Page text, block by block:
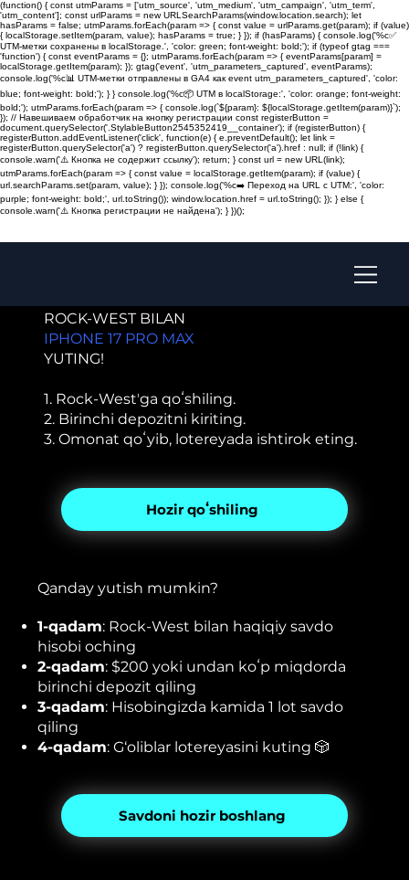
(function() { const utmParams = ['utm_source', 'utm_medium', 'utm_campaign', 'utm_term',
'utm_content']; const urlParams = new URLSearchParams(window.location.search); let
hasParams = false; utmParams.forEach(param => { const value = urlParams.get(param); if (value)
{ localStorage.setItem(param, value); hasParams = true; } }); if (hasParams) { console.log('%c✅
UTM-метки сохранены в localStorage.', 'color: green; font-weight: bold;'); if (typeof gtag ===
'function') { const eventParams = {}; utmParams.forEach(param => { eventParams[param] =
localStorage.getItem(param); }); gtag('event', 'utm_parameters_captured', eventParams);
console.log('%c📊 UTM-метки отправлены в GA4 как event utm_parameters_captured', 'color:
blue; font-weight: bold;'); } } console.log('%c📦 UTM в localStorage:', 'color: orange; font-weight:
bold;'); utmParams.forEach(param => { console.log(`${param}: ${localStorage.getItem(param)}`);
}); // Навешиваем обработчик на кнопку регистрации const registerButton =
document.querySelector('.StylableButton2545352419__container'); if (registerButton) {
registerButton.addEventListener('click', function(e) { e.preventDefault(); let link =
registerButton.querySelector('a') ? registerButton.querySelector('a').href : null; if (!link) {
console.warn('⚠️ Кнопка не содержит ссылку'); return; } const url = new URL(link);
utmParams.forEach(param => { const value = localStorage.getItem(param); if (value) {
url.searchParams.set(param, value); } }); console.log('%c➡️ Переход на URL с UTM:', 'color:
purple; font-weight: bold;', url.toString()); window.location.href = url.toString(); }); } else {
console.warn('⚠️ Кнопка регистрации не найдена'); } })();
ROCK-WEST BILAN
IPHONE 17 PRO MAX
YUTING!
1. Rock-Westʼga qoʻshiling.
2. Birinchi depozitni kiriting.
3. Omonat qoʻyib, lotereyada ishtirok eting.
Hozir qoʻshiling
Qanday yutish mumkin?
1-qadam: Rock-West bilan haqiqiy savdo
hisobi oching
2-qadam: $200 yoki undan koʻp miqdorda
birinchi depozit qiling
3-qadam: Hisobingizda kamida 1 lot savdo
qiling
4-qadam: G‘oliblar lotereyasini kuting 🎲
Savdoni hozir boshlang